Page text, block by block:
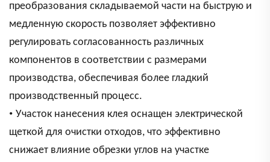
преобразования складываемой части на быструю и
медленную скорость позволяет эффективно
регулировать согласованность различных
компонентов в соответствии с размерами
производства, обеспечивая более гладкий
производственный процесс.
• Участок нанесения клея оснащен электрической
щеткой для очистки отходов, что эффективно
снижает влияние обрезки углов на участке